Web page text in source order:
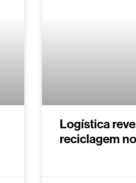
Logística
reciclagem